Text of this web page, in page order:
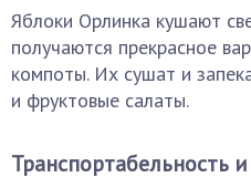
Яблоки Орлинка кушают
получаются прекрасное
компоты. Их сушат и
и фруктовые салаты.
Транспортабельность